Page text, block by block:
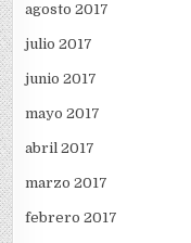
agosto 2017
julio 2017
junio 2017
mayo 2017
abril 2017
marzo 2017
febrero 2017